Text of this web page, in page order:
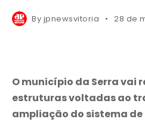
By jpnewsvitoria 28 de
O município da Serravai
estruturas voltadas ao
ampliação do sistema